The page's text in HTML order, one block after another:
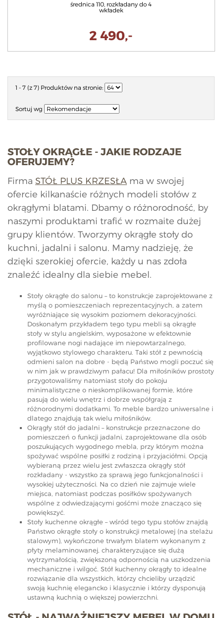
średnica 110, rozkładany do 4
wkładek
2 490,-
1 - 7 (z 7) Produktów na stronie:
Sortuj wg
STOŁY OKRĄGŁE - JAKIE RODZAJE
OFERUJEMY?
Firma STÓŁ PLUS KRZESŁA ma w swojej
ofercie kilkanaście różnych modeli stołów z
okrągłymi blatami. Dbamy o różnorodność, by
naszymi produktami trafić w rozmaite dużej
grupy klientów. Tworzymy okrągłe stoły do
kuchni, jadalni i salonu. Mamy nadzieję, że
dzięki szerokiej ofercie, każdy u nas zdoła
znaleźć idealny dla siebie mebel.
Stoły okrągłe do salonu – to konstrukcje zaprojektowane z
myślą o pomieszczeniach reprezentacyjnych, a zatem
wyróżniające się wysokim poziomem dekoracyjności.
Doskonałym przykładem tego typu mebli są okrągłe
stoły w stylu angielskim, wyposażone w efektownie
profilowane nogi nadające im niepowtarzalnego,
wyjątkowo stylowego charakteru. Taki stół z pewnością
odmieni salon na dobre - będą Państwo mogli poczuć się
w nim jak w prawdziwym pałacu! Dla miłośników prostoty
przygotowaliśmy natomiast stoły do pokoju
minimalistyczne o nieskomplikowanej formie, które
pasują do wielu wnętrz i dobrze współgrają z
różnorodnymi dodatkami. To meble bardzo uniwersalne i
dlatego znajdują tak wielu miłośników.
Okrągły stół do jadalni – konstrukcje przeznaczone do
pomieszczeń o funkcji jadalni, zaprojektowane dla osób
poszukujących wygodnego mebla, przy którym można
spożywać wspólne posiłki z rodziną i przyjaciółmi. Opcją
wybieraną przez wielu jest zwłaszcza okrągły stół
rozkładany - wszystko za sprawą jego funkcjonalności i
wysokiej użyteczności. Na co dzień nie zajmuje wiele
miejsca, natomiast podczas posiłków spożywanych
wspólne z odwiedzającymi gośćmi może znacząco się
powiększyć.
Stoły kuchenne okrągłe – wśród tego typu stołów znajdą
Państwo okrągłe stoły o konstrukcji metalowej (na stelażu
stalowym), wykończone trwałym blatem wykonanym z
płyty melaminowanej, charakteryzujące się dużą
wytrzymałością, zwiększoną odpornością na uszkodzenia
mechaniczne i wilgoć. Stół kuchenny okrągły to idealne
rozwiązanie dla wszystkich, którzy chcieliby urządzić
swoją kuchnię elegancko i klasycznie i którzy dysponują
ustawną kuchnią o większej powierzchni.